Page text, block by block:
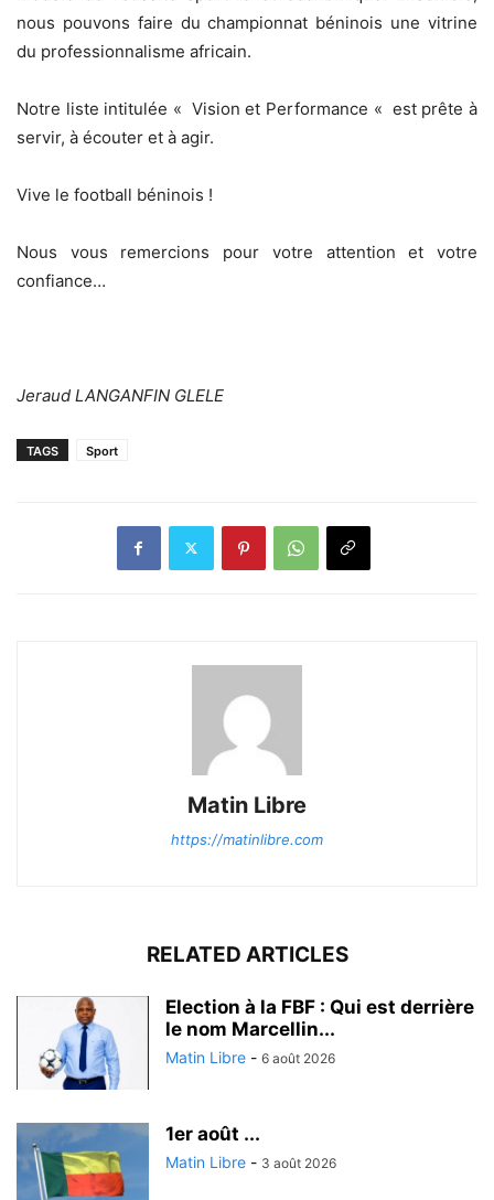
nous pouvons faire du championnat béninois une vitrine
du professionnalisme africain.
‎Notre liste intitulée « Vision et Performance « est prête à
servir, à écouter et à agir.
‎Vive le football béninois !
‎Nous vous remercions pour votre attention et votre
confiance…
Jeraud LANGANFIN GLELE
TAGS Sport
Matin Libre
https://matinlibre.com
RELATED ARTICLES
Election à la FBF : Qui est derrière
le nom Marcellin...
Matin Libre - 6 août 2026
1er août ...
Matin Libre - 3 août 2026